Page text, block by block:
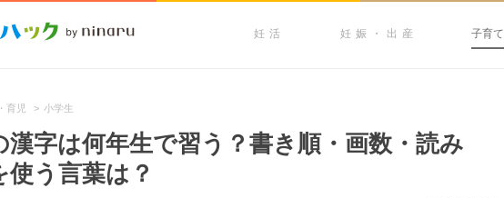
妊活 妊娠・出産 子育て
育児 > 小学生
漢字は何年生で習う？書き順・画数・読み
使う言葉は？